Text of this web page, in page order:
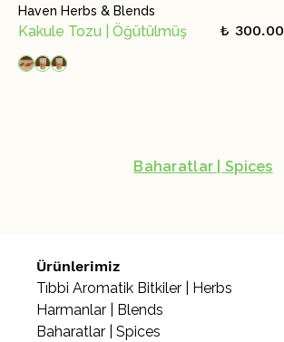
Haven Herbs & Blends
Kakule Tozu | Öğütülmüş ₺ 300.00
Baharatlar | Spices
Ürünlerimiz
Tıbbi Aromatik Bitkiler | Herbs
Harmanlar | Blends
Baharatlar | Spices